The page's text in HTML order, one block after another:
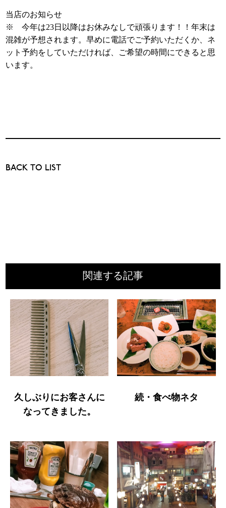
当店のお知らせ
※ 今年は23日以降はお休みなしで頑張ります！！年末は
混雑が予想されます。早めに電話でご予約いただくか、ネ
ット予約をしていただければ、ご希望の時間にできると思
います。
BACK TO LIST
関連する記事
久しぶりにお客さんに
なってきました。
続・食べ物ネタ